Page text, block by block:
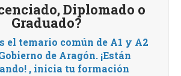
Diplomado o
Graduado?
el temario común de A1 y A2
de Aragón. ¡Están
, inicia tu formación